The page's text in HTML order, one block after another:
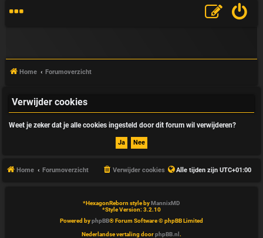
V
Home Forumoverzicht
Verwijder cookies
Weet je zeker dat je alle cookies ingesteld door dit forum wil verwijderen?
Home Forumoverzicht Alle tijden zijn UTC+01:00
Verwijder cookies
*HexagonReborn style byMannixMD
*Style Version: 3.2.10
Powered byphpBB® Forum Software © phpBB Limited
Nederlandse vertaling doorphpBB.nl .